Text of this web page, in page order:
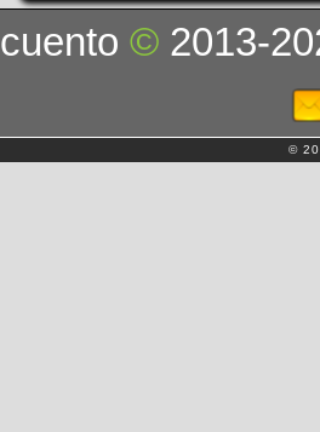
cuento© 2013-
©